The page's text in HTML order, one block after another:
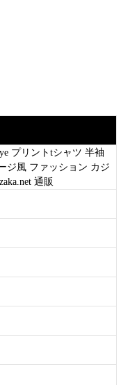
プリントtシャツ 半袖
ジ風 ファッション カジ
通販